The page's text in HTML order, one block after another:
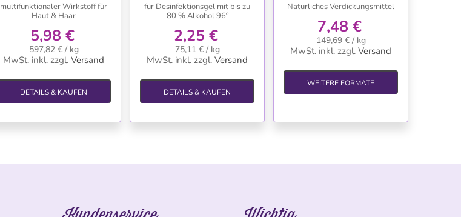
multifunktionaler Wirkstoff für
Haut & Haar
5,98 €
597,82 € / kg
MwSt. inkl. zzgl. Versand
DETAILS & KAUFEN
für Desinfektionsgel mit bis zu
80 % Alkohol 96º
2,25 €
75,11 € / kg
MwSt. inkl. zzgl. Versand
DETAILS & KAUFEN
Natürliches Verdickungsmittel
7,48 €
149,69 € / kg
MwSt. inkl. zzgl. Versand
WEITERE FORMATE